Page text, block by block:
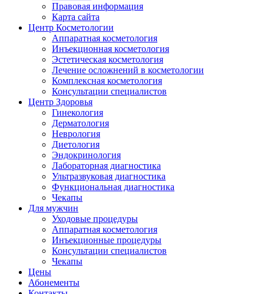
Правовая информация
Карта сайта
Центр Косметологии
Аппаратная косметология
Инъекционная косметология
Эстетическая косметология
Лечение осложнений в косметологии
Комплексная косметология
Консультации специалистов
Центр Здоровья
Гинекология
Дерматология
Неврология
Диетология
Эндокринология
Лабораторная диагностика
Ультразвуковая диагностика
Функциональная диагностика
Чекапы
Для мужчин
Уходовые процедуры
Аппаратная косметология
Инъекционные процедуры
Консультации специалистов
Чекапы
Цены
Абонементы